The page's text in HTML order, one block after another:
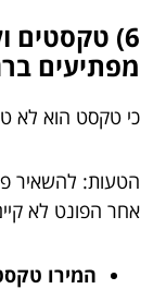
6) טקסטים
מפתיעים
כי טקסט הוא לא
הטעות: להשאיר
אחר הפונט לא
המירו